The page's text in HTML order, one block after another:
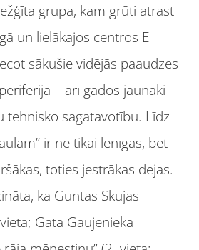
grupa, kam grūti atrast
un lielākajos centros E
sākušie vidējās paaudzes
– arī gados jaunāki
tehnisko sagatavotību. Līdz
ir ne tikai lēnīgās, bet
toties jestrākas dejas.
ka Guntas Skujas
Gata Gaujenieka